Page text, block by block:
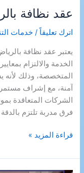
عقد نظافة
اترك تعليقاً /خدمات
يعتبر عقد نظافة
الخدمة والالتزام
المتخصصة، وذلك
آمنة، مع إشراف
الشركات المتعاقدة
فرق مدربة تلتزم
عقد
بالرياض
قراءة المزيد »